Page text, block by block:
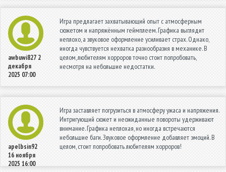
awbuwi827 2
декабря
2025 07:00
Игра предлагает захватывающий опыт с атмосферным
сюжетом и напряжённым геймплеем. Графика выглядит
неплохо, а звуковое оформление усиливает страх. Однако,
иногда чувствуется нехватка разнообразия в механике. В
целом, любителям хорроров точно стоит попробовать,
несмотря на небольшие недостатки.
apelbsin92
16 ноября
2025 16:00
Игра заставляет погрузиться в атмосферу ужаса и напряжения.
Интригующий сюжет и неожиданные повороты удерживают
внимание. Графика неплохая, но иногда встречаются
небольшие баги. Звуковое оформление добавляет эмоций. В
целом, стоит попробовать любителям хорроров!